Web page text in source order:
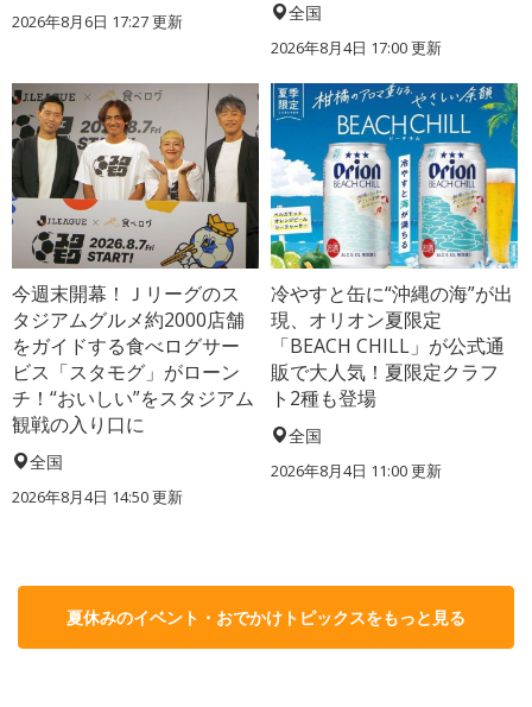
2026年8月6日 17:27更新 全国
2026年8月4日 17:00更新
今週末開幕！Ｊリーグのス
タジアムグルメ約2000店舗
をガイドする食べログサー
ビス「スタモグ」がローン
チ！“おいしい”をスタジアム
観戦の入り口に
全国
2026年8月4日 14:50更新
冷やすと缶に“沖縄の海”が出
現、オリオン夏限定
「BEACH CHILL」が公式通
販で大人気！夏限定クラフ
ト2種も登場
全国
2026年8月4日 11:00更新
夏休みのイベント・おでかけトピックスをもっと見る